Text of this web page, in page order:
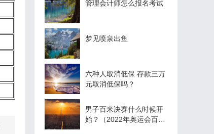
管理会计师怎么报名考试
梦见喷泉出鱼
六种人取消低保 存款三万
元取消低保吗？
男子百米决赛什么时候开
始？（2022年奥运会百米